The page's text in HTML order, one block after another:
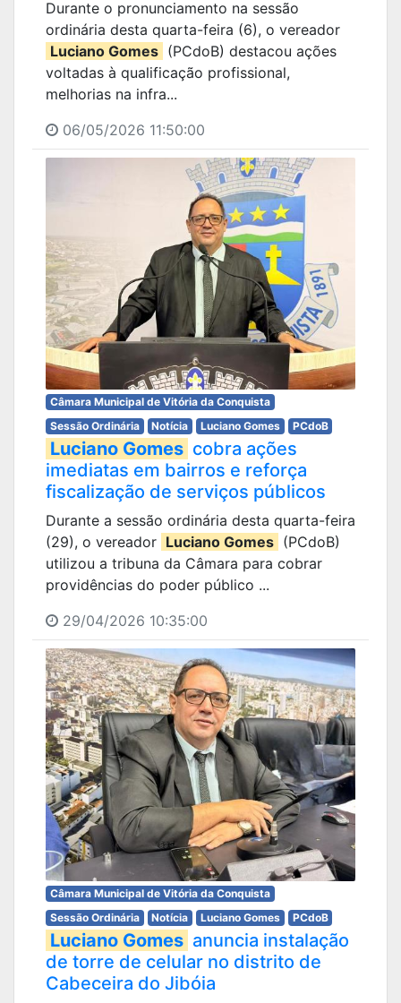
Durante o pronunciamento na sessão
ordinária desta quarta-feira (6), o vereador
Luciano Gomes (PCdoB) destacou ações
voltadas à qualificação profissional,
melhorias na infra...
06/05/2026 11:50:00
Câmara Municipal de Vitória da Conquista
Sessão Ordinária
Notícia Luciano Gomes PCdoB
Luciano Gomes cobra ações
imediatas em bairros e reforça
fiscalização de serviços públicos
Durante a sessão ordinária desta quarta-feira
(29), o vereador Luciano Gomes (PCdoB)
utilizou a tribuna da Câmara para cobrar
providências do poder público ...
29/04/2026 10:35:00
Câmara Municipal de Vitória da Conquista
Sessão Ordinária
Notícia Luciano Gomes PCdoB
Luciano Gomes anuncia instalação
de torre de celular no distrito de
Cabeceira do Jibóia